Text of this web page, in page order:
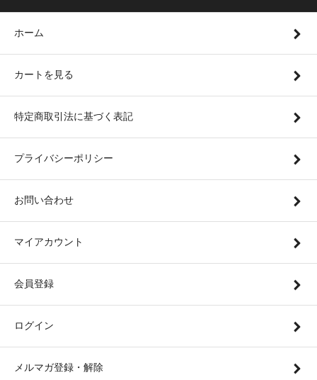
ホーム
カートを見る
特定商取引法に基づく表記
プライバシーポリシー
お問い合わせ
マイアカウント
会員登録
ログイン
メルマガ登録・解除